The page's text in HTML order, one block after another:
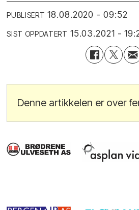
PUBLISERT 18.08.2020 - 09:52
SIST OPPDATERT 15.03.2021 -
Denne artikkelen er over